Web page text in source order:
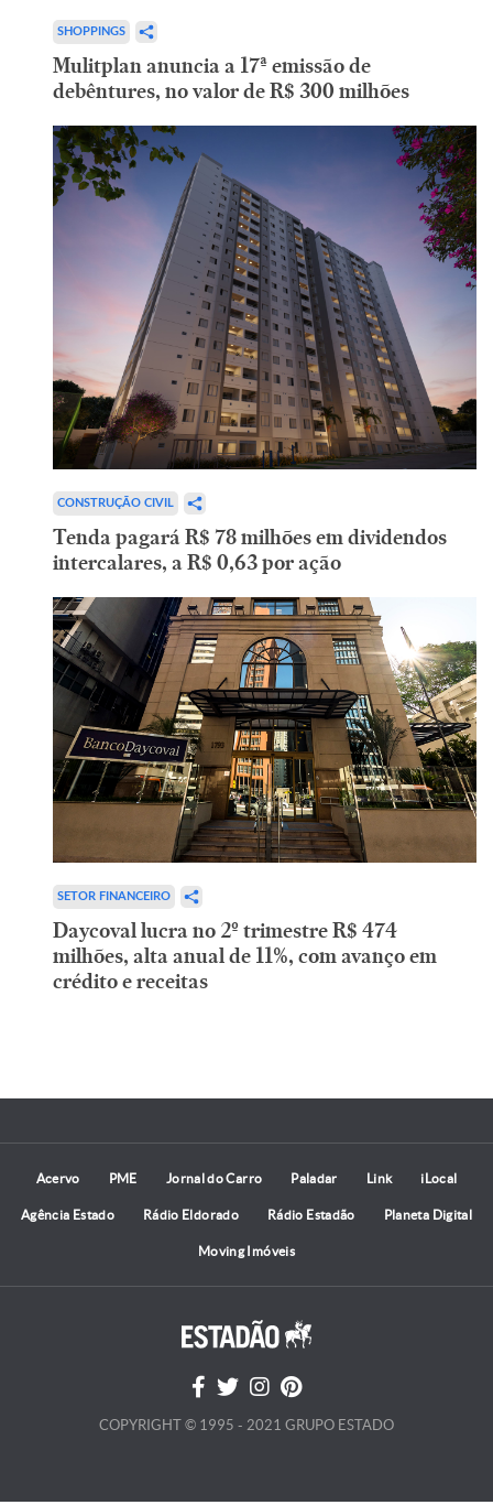
SHOPPINGS
Mulitplan anuncia a 17ª emissão de
debêntures, no valor de R$ 300 milhões
CONSTRUÇÃO CIVIL
Tenda pagará R$ 78 milhões em dividendos
intercalares, a R$ 0,63 por ação
SETOR FINANCEIRO
Daycoval lucra no 2º trimestre R$ 474
milhões, alta anual de 11%, com avanço em
crédito e receitas
Acervo PME Jornal do Carro Paladar Link iLocal
Agência Estado Rádio Eldorado Rádio Estadão Planeta Digital
Moving Imóveis
COPYRIGHT © 1995 - 2021 GRUPO ESTADO